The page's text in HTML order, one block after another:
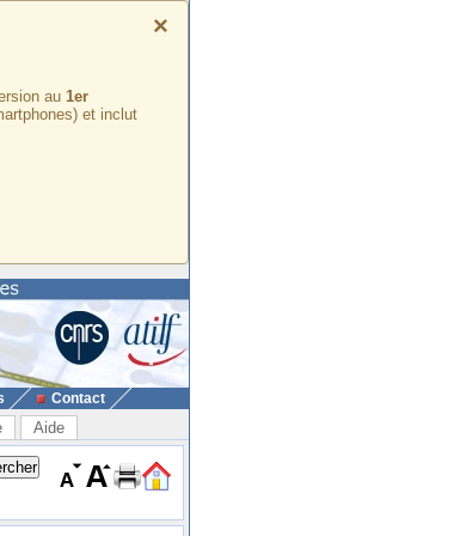
×
au 1er
et inclut
Contact
Aide